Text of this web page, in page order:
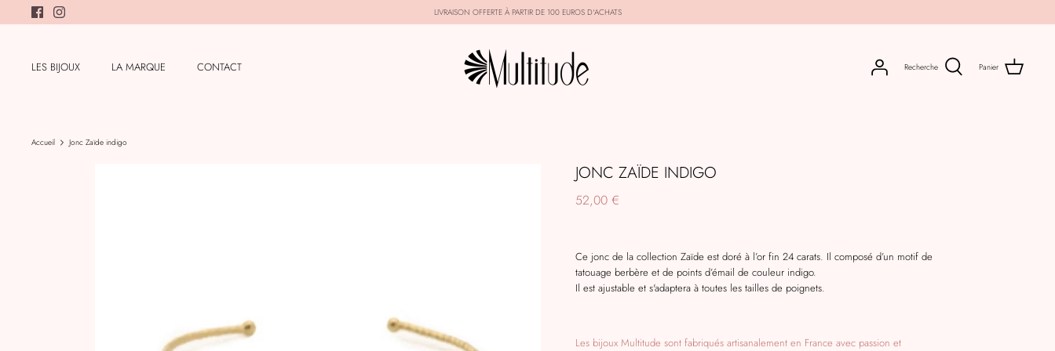
au
LIVRAISON OFFERTE À PARTIR DE 100 EUROS D'ACHATS
LES BIJOUX LA MARQUE CONTACT Recherche Panier
Accueil Jonc Zaïde indigo
JONC ZAÏDE INDIGO
52,00 €
Ce jonc de la collection Zaïde est doré à l’or fin 24 carats. Il composé d’un motif de
tatouage berbère et de points d’émail de couleur indigo.
Il est ajustable et s'adaptera à toutes les tailles de poignets.
Les bijoux Multitude sont fabriqués artisanalement en France avec passion et